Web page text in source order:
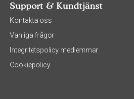
Support & Kundtjänst
Kontakta oss
Vanliga frågor
Integritetspolicy medlemmar
Cookiepolicy